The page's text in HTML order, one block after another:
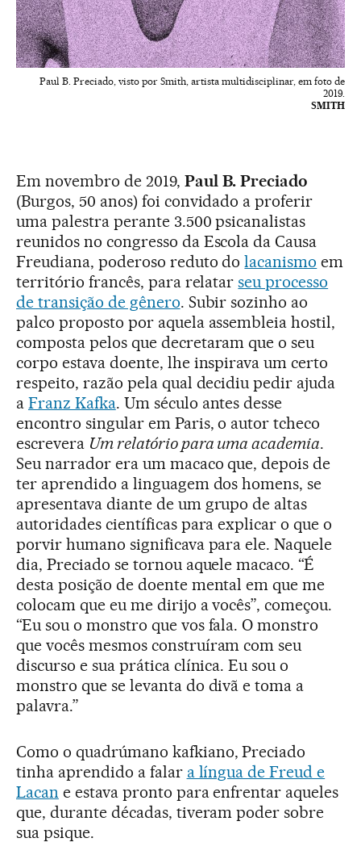
Paul B. Preciado, visto por Smith, artista multidisciplinar, em foto de
2019.
SMITH
Em novembro de 2019, Paul B. Preciado
(Burgos, 50 anos) foi convidado a proferir
uma palestra perante 3.500 psicanalistas
reunidos no congresso da Escola da Causa
Freudiana, poderoso reduto dolacanismo em
território francês, para relatarseu processo
de transição de gênero. Subir sozinho ao
palco proposto por aquela assembleia hostil,
composta pelos que decretaram que o seu
corpo estava doente, lhe inspirava um certo
respeito, razão pela qual decidiu pedir ajuda
a Franz Kafka. Um século antes desse
encontro singular em Paris, o autor tcheco
escrevera Um relatório para uma academia.
Seu narrador era um macaco que, depois de
ter aprendido a linguagem dos homens, se
apresentava diante de um grupo de altas
autoridades científicas para explicar o que o
porvir humano significava para ele. Naquele
dia, Preciado se tornou aquele macaco. “É
desta posição de doente mental em que me
colocam que eu me dirijo a vocês”, começou.
“Eu sou o monstro que vos fala. O monstro
que vocês mesmos construíram com seu
discurso e sua prática clínica. Eu sou o
monstro que se levanta do divã e toma a
palavra.”
Como o quadrúmano kafkiano, Preciado
tinha aprendido a falar a língua de Freud e
Lacan e estava pronto para enfrentar aqueles
que, durante décadas, tiveram poder sobre
sua psique.